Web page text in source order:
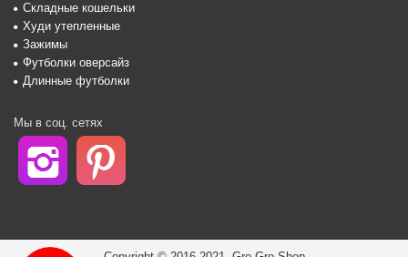
Складные кошельки
Худи утепленные
Зажимы
Футболки оверсайз
Длинные футболки
Мы в соц. сетях